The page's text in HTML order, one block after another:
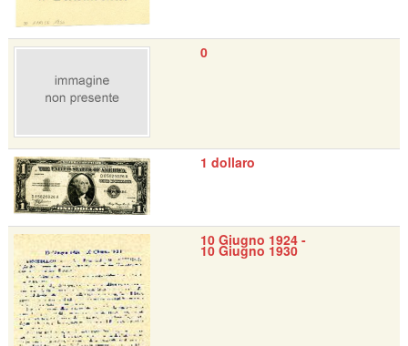
0
1 dollaro
10 Giugno 1924 -
10 Giugno 1930